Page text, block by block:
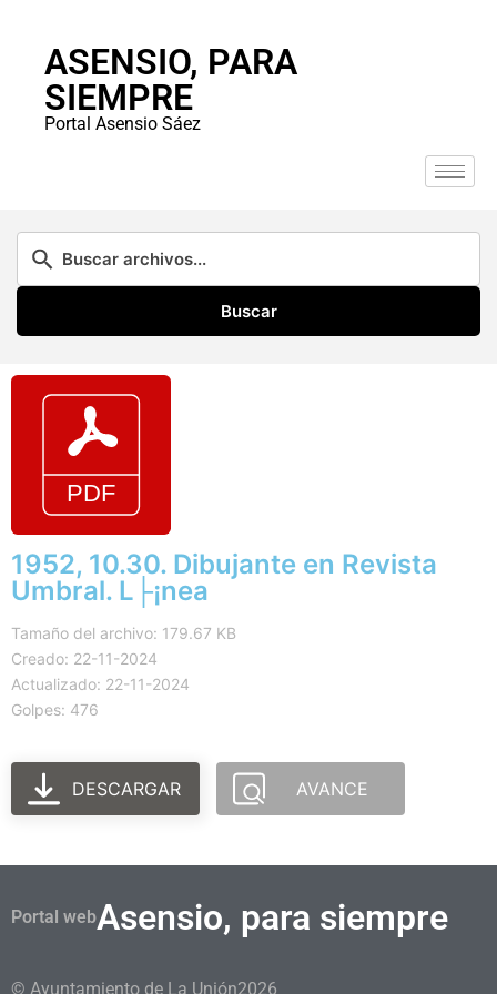
ASENSIO, PARA
SIEMPRE
Portal Asensio Sáez
Buscar
1952, 10.30. Dibujante en Revista
Umbral. L├¡nea
Tamaño del archivo: 179.67 KB
Creado: 22-11-2024
Actualizado: 22-11-2024
Golpes: 476
DESCARGAR AVANCE
Portal webAsensio, para siempre
© Ayuntamiento de La Unión2026